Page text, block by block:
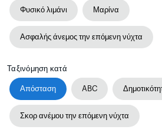
Φυσικό λιμάνι Μαρίνα
Ασφαλής άνεμος την επόμενη νύχτα
Ταξινόμηση κατά
Απόσταση ABC
Σκορ ανέμου την επόμενη νύχτα